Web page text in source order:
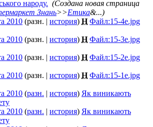
народу. (Создана новая страница
Знань>>Етика&...)
2010 (разн. | история) Н Файл:15-4e.jpg
2010 (разн. | история) Н Файл:15-3e.jpg
2010 (разн. | история) Н Файл:15-2e.jpg
2010 (разн. | история) Н Файл:15-1e.jpg
2010 (разн. | история) Як виникають
2010 (разн. | история) Як виникають